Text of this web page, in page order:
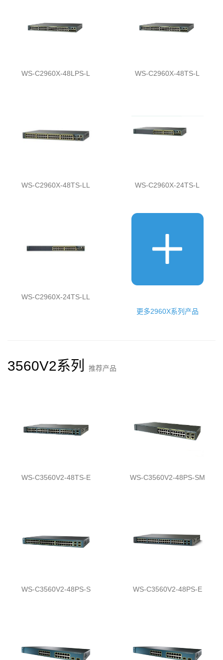
WS-C2960X-48LPS-L WS-C2960X-48TS-L
WS-C2960X-48TS-LL WS-C2960X-24TS-L
WS-C2960X-24TS-LL
更多2960X系列产品
3560V2系列 推荐产品
WS-C3560V2-48TS-E WS-C3560V2-48PS-SM
WS-C3560V2-48PS-S WS-C3560V2-48PS-E